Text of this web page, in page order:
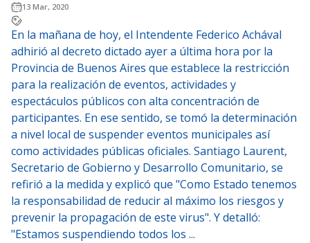
13 Mar, 2020
En la mañana de hoy, el Intendente Federico Achával
adhirió al decreto dictado ayer a última hora por la
Provincia de Buenos Aires que establece la restricción
para la realización de eventos, actividades y
espectáculos públicos con alta concentración de
participantes. En ese sentido, se tomó la determinación
a nivel local de suspender eventos municipales así
como actividades públicas oficiales. Santiago Laurent,
Secretario de Gobierno y Desarrollo Comunitario, se
refirió a la medida y explicó que "Como Estado tenemos
la responsabilidad de reducir al máximo los riesgos y
prevenir la propagación de este virus". Y detalló:
"Estamos suspendiendo todos los ...